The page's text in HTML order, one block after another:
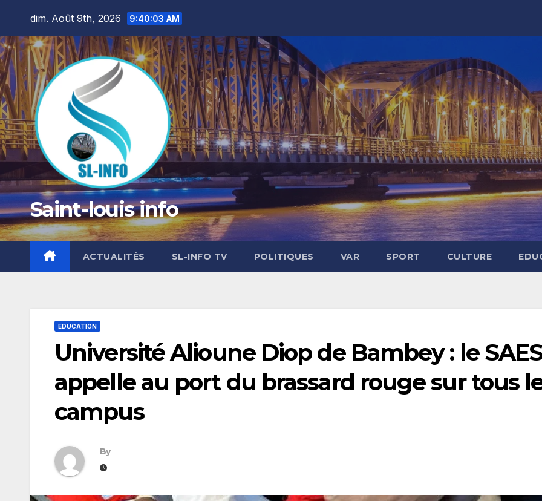
content
dim. Août 9th, 2026 9:40:05 AM
Saint-louis info
ACTUALITÉS SL-INFO TV POLITIQUES VAR SPORT CULTURE
EDUCATION
Université Alioune Diop de Bambey : le
appelle au port du brassard rouge sur tous
campus
By